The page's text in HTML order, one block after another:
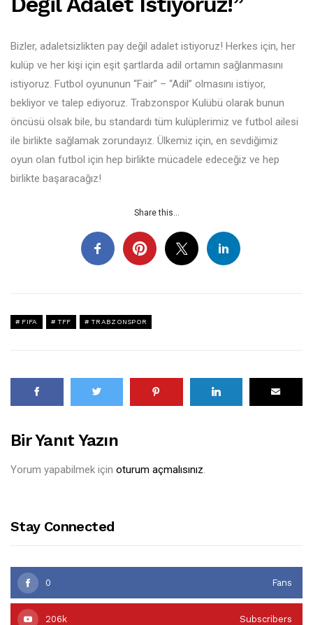
Bizler, adaletsizlikten pay değil adalet istiyoruz! Herkes için, her
kulüp ve her kişi için eşit şartlarda adil ortamın sağlanmasını
istiyoruz. Futbol oyununun “Fair” – “Adil” olmasını istiyor,
bekliyor ve talep ediyoruz. Trabzonspor Kulübü olarak bunun
öncüsü olsak bile, bu standardı tüm kulüplerimiz ve futbol ailesi
ile birlikte sağlamak zorundayız. Ülkemiz için, en sevdiğimiz
oyun olan futbol için hep birlikte mücadele edeceğiz ve hep
birlikte başaracağız!
Share this...
FIFA TFF TRABZONSPOR
Bir Yanıt Yazın
Yorum yapabilmek için oturum açmalısınız.
Stay Connected
0 Fans
206k Subscribers